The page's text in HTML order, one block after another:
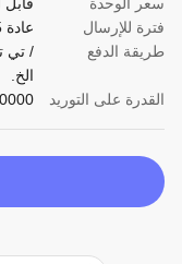
للإرسال
الدفع
/ تي تي،
على التوريد
60000 مجموعة / أسبوع